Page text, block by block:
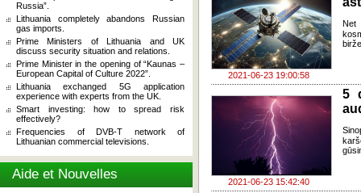
Russia”.
Lithuania completely abandons Russian
gas imports.
Prime Ministers of Lithuania and UK
discuss security situation and relations.
Prime Minister in the opening of “Kaunas –
European Capital of Culture 2022”.
Lithuania exchanged 5G application
experience with experts from the UK.
Smart investing: how to spread risk
effectively?
Frequencies of DVB-T network of
Lithuanian commercial televisions.
Aide et Nouvelles
2021-06-23 19:00:58
Net
2021-06-23 15:42:40
5